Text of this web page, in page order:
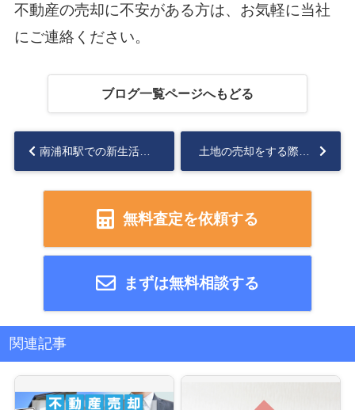
不動産の売却に不安がある方は、お気軽に当社
にご連絡ください。
ブログ一覧ページへもどる
南浦和駅での新生活をしたい方に！住みやすさと治安について解説します！...
無料査定を依頼する
まずは無料相談する
関連記事